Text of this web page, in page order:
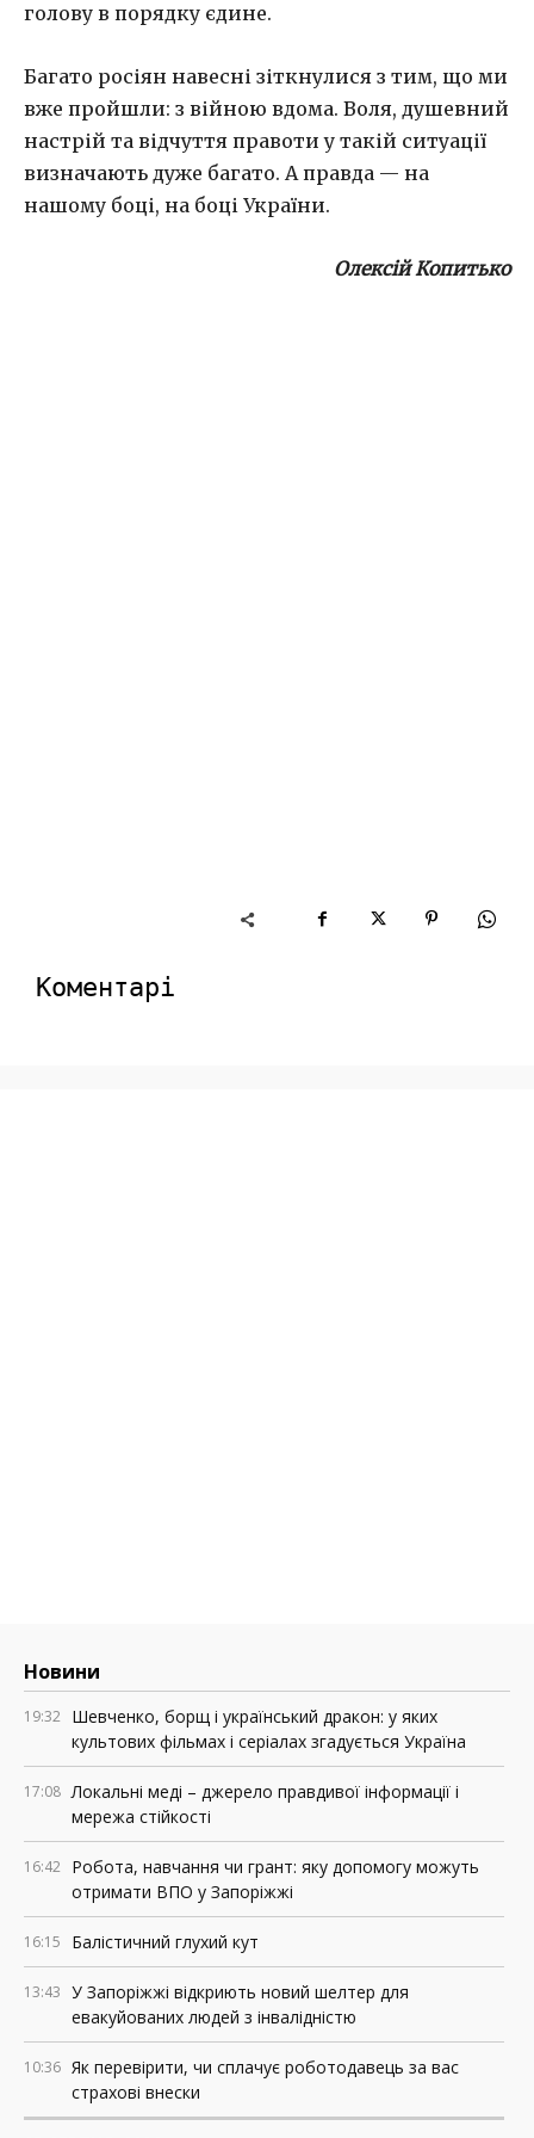
голову в порядку єдине.
Багато росіян навесні зіткнулися з тим, що ми
вже пройшли: з війною вдома. Воля, душевний
настрій та відчуття правоти у такій ситуації
визначають дуже багато. А правда — на
нашому боці, на боці України.
Олексій Копитько
Коментарі
Новини
19:32 Шевченко, борщ і український дракон: у яких
культових фільмах і серіалах згадується Україна
17:08 Локальні меді – джерело правдивої інформації і
мережа стійкості
16:42 Робота, навчання чи грант: яку допомогу можуть
отримати ВПО у Запоріжжі
16:15 Балістичний глухий кут
13:43 У Запоріжжі відкриють новий шелтер для
евакуйованих людей з інвалідністю
10:36 Як перевірити, чи сплачує роботодавець за вас
страхові внески